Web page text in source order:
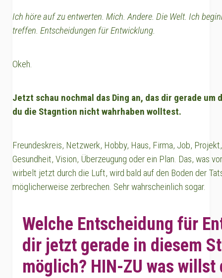
Ich höre auf zu entwerten. Mich. Andere. Die Welt. Ich
treffen. Entscheidungen für Entwicklung.
Okeh.
Jetzt schau nochmal das Ding an, das dir gerade um
du die Stagntion nicht wahrhaben wolltest.
Freundeskreis, Netzwerk, Hobby, Haus, Firma, Job,
Gesundheit, Vision, Überzeugung oder ein Plan. Das, was
wirbelt jetzt durch die Luft, wird bald auf den Boden der
möglicherweise zerbrechen. Sehr wahrscheinlich sogar.
Welche Entscheidung für
dir jetzt gerade in diesem
möglich? HIN-ZU was willst